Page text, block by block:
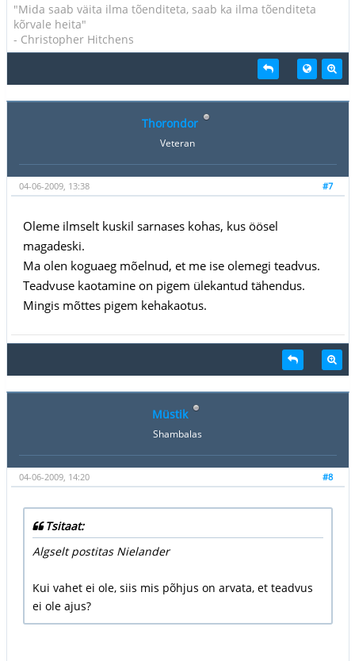
"Mida saab väita ilma tõenditeta, saab ka ilma tõenditeta
kõrvale heita"
- Christopher Hitchens
Thorondor
Veteran
#7
04-06-2009, 13:38
Oleme ilmselt kuskil sarnases kohas, kus öösel
magadeski.
Ma olen koguaeg mõelnud, et me ise olemegi teadvus.
Teadvuse kaotamine on pigem ülekantud tähendus.
Mingis mõttes pigem kehakaotus.
Müstik
Shambalas
#8
04-06-2009, 14:20
Tsitaat:
Algselt postitas Nielander
Kui vahet ei ole, siis mis põhjus on arvata, et teadvus
ei ole ajus?